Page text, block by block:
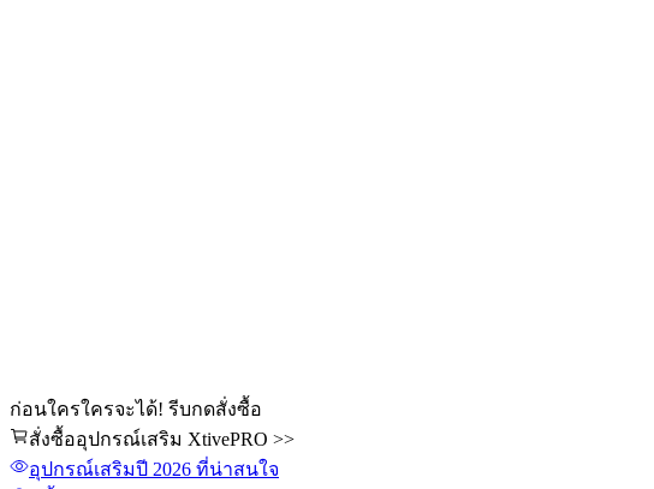
ก่อนใครใครจะได้! รีบกดสั่งซื้อ
สั่งซื้ออุปกรณ์เสริม XtivePRO >>
อุปกรณ์เสริมปี 2026 ที่น่าสนใจ